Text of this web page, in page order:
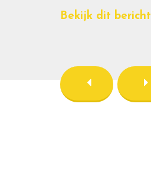
Bekijk dit bericht